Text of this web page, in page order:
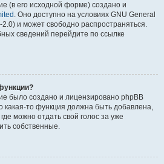
(в его исходной форме) создано и
. Оно доступно на условиях GNU General
и может свободно распространяться.
сведений перейдите по ссылке
было создано и лицензировано phpBB
какая-то функция должна быть добавлена,
где можно отдать свой голос за уже
собственные.